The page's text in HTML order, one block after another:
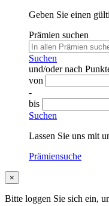
Geben Sie einen
Prämien suchen
Suchen
und/oder nach
von
-
bis
Suchen
Lassen Sie uns mit
Prämiensuche
×
Bitte loggen Sie sich ein,